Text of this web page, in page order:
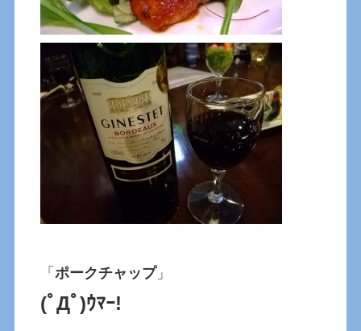
「ポークチャップ」
(ﾟДﾟ)ｳﾏｰ!